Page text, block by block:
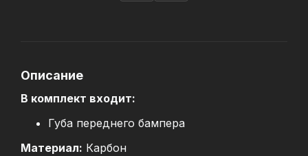
Описание
В комплект входит:
Губа переднего бампера
Материал: Карбон